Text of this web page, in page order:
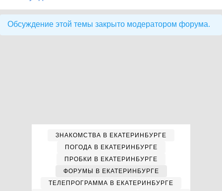
Обсуждение этой темы закрыто модератором форума.
ЗНАКОМСТВА В ЕКАТЕРИНБУРГЕ
ПОГОДА В ЕКАТЕРИНБУРГЕ
ПРОБКИ В ЕКАТЕРИНБУРГЕ
ФОРУМЫ В ЕКАТЕРИНБУРГЕ
ТЕЛЕПРОГРАММА В ЕКАТЕРИНБУРГЕ